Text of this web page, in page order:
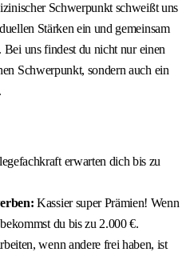
Schwerpunkt schweißt uns
Stärken ein und gemeinsam
uns findest du nicht nur einen
Schwerpunkt, sondern auch ein
erwarten dich bis zu
Kassier super Prämien! Wenn
du bis zu 2.000 €.
wenn andere frei haben, ist